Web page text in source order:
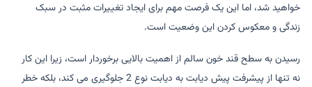
خواهید شد، اما این یک فرصت مهم برای ایجاد تغییرات مثبت در سبک
زندگی و معکوس کردن این وضعیت است.
رسیدن به سطح قند خون سالم از اهمیت بالایی برخوردار است، زیرا این کار
نه تنها از پیشرفت پیش دیابت به دیابت نوع 2 جلوگیری می کند، بلکه خطر